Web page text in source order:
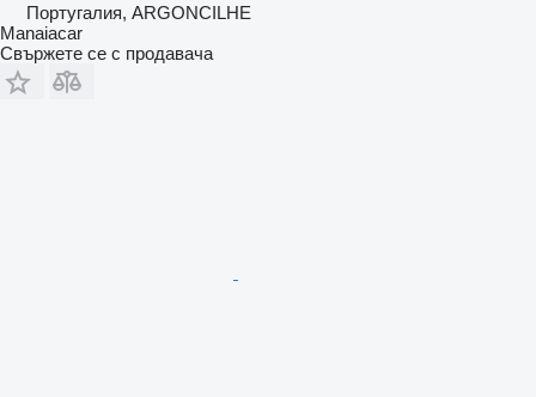
Португалия, ARGONCILHE
Manaiacar
Свържете се с продавача